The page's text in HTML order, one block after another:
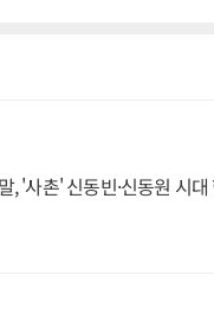
, '사촌' 신동빈·신동원 시대